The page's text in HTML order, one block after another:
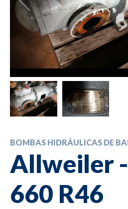
BOMBAS HIDRÁULICAS DE
Allweiler
660 R46